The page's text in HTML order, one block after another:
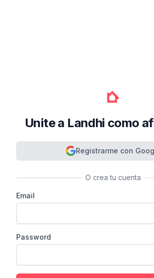
Unite a Landhi como
Registrarme con
O crea tu cuenta
Email
Password